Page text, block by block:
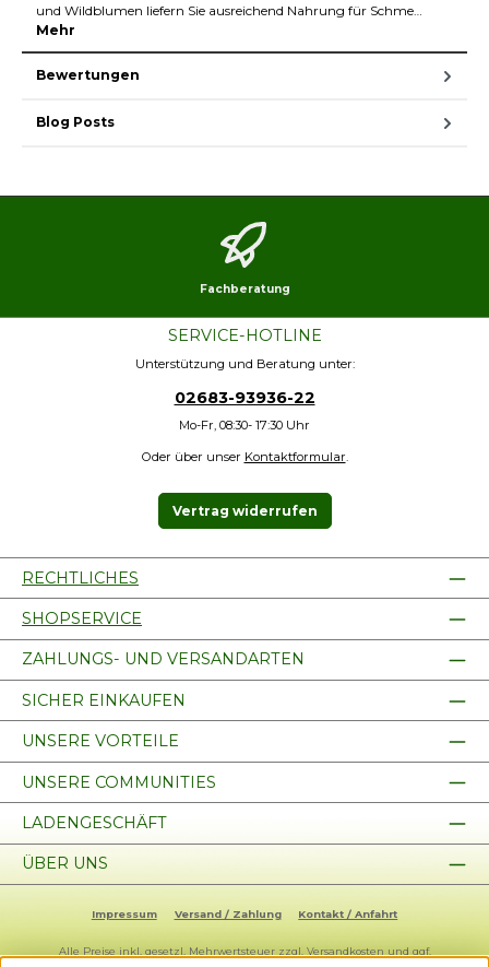
und Wildblumen liefern Sie ausreichend Nahrung für Schme…
Mehr
Bewertungen
Blog Posts
Fachberatung
SERVICE-HOTLINE
Unterstützung und Beratung unter:
02683-93936-22
Mo-Fr, 08:30- 17:30 Uhr
Oder über unser Kontaktformular.
Vertrag widerrufen
RECHTLICHES
SHOPSERVICE
ZAHLUNGS- UND VERSANDARTEN
SICHER EINKAUFEN
UNSERE VORTEILE
UNSERE COMMUNITIES
LADENGESCHÄFT
ÜBER UNS
Impressum Versand / Zahlung Kontakt / Anfahrt
Alle Preise inkl. gesetzl. Mehrwertsteuer zzgl. Versandkosten und ggf.